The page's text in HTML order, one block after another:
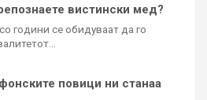
вистински мед?
години се обидуваат да го
повици ни станаа